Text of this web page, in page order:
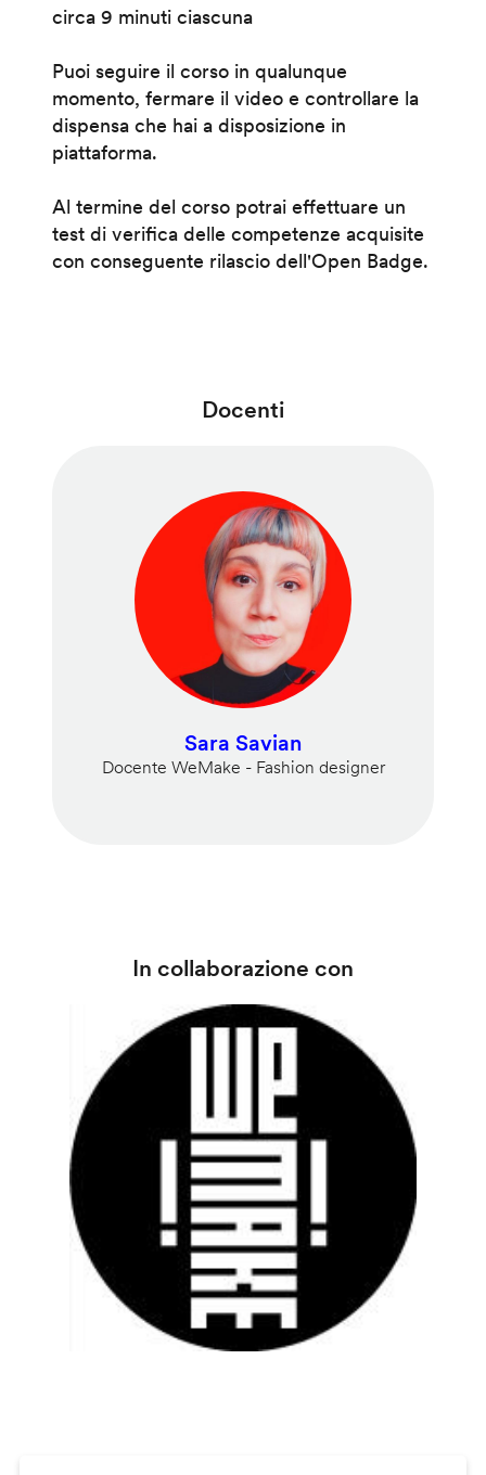
circa 9 minuti ciascuna
Puoi seguire il corso in qualunque
momento, fermare il video e controllare la
dispensa che hai a disposizione in
piattaforma.
Al termine del corso potrai effettuare un
test di verifica delle competenze acquisite
con conseguente rilascio dell'Open Badge.
Docenti
Sara Savian
Docente WeMake - Fashion designer
In collaborazione con